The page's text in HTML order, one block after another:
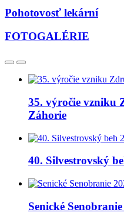
Pohotovosť lekární
FOTOGALÉRIE
35. výročie vzniku
Záhorie
40. Silvestrovský
Senické